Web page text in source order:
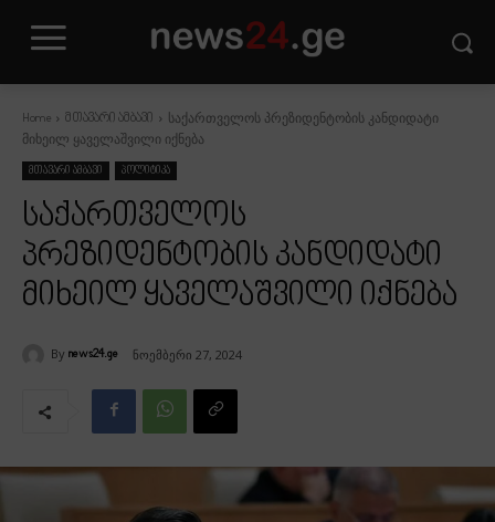
Home მთავარი ამბავი
საქართველოს პრეზიდენტობის კანდიდატი
მიხეილ ყაველაშვილი იქნება
მთავარი ამბავი პოლიტიკა
საქართველოს
პრეზიდენტობის კანდიდატი
მიხეილ ყაველაშვილი იქნება
By news24.ge ნოემბერი 27, 2024